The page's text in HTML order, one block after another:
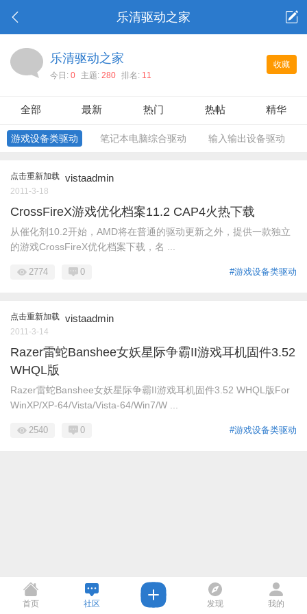
乐清驱动之家
收藏
乐清驱动之家
今日: 0 主题: 280 排名: 11
全部 最新 热门 热帖 精华
游戏设备类驱动 笔记本电脑综合驱动 输入输出设备驱动
点击重新加载 vistaadmin
2011-3-18
CrossFireX游戏优化档案11.2 CAP4火热下载
从催化剂10.2开始，AMD将在普通的驱动更新之外，提供一款独立
的游戏CrossFireX优化档案下载，名 ...
#游戏设备类驱动
2774 0
点击重新加载 vistaadmin
2011-3-14
Razer雷蛇Banshee女妖星际争霸II游戏耳机固件3.52
WHQL版
Razer雷蛇Banshee女妖星际争霸II游戏耳机固件3.52 WHQL版For
WinXP/XP-64/Vista/Vista-64/Win7/W ...
#游戏设备类驱动
2540 0
首页 社区 发现 我的